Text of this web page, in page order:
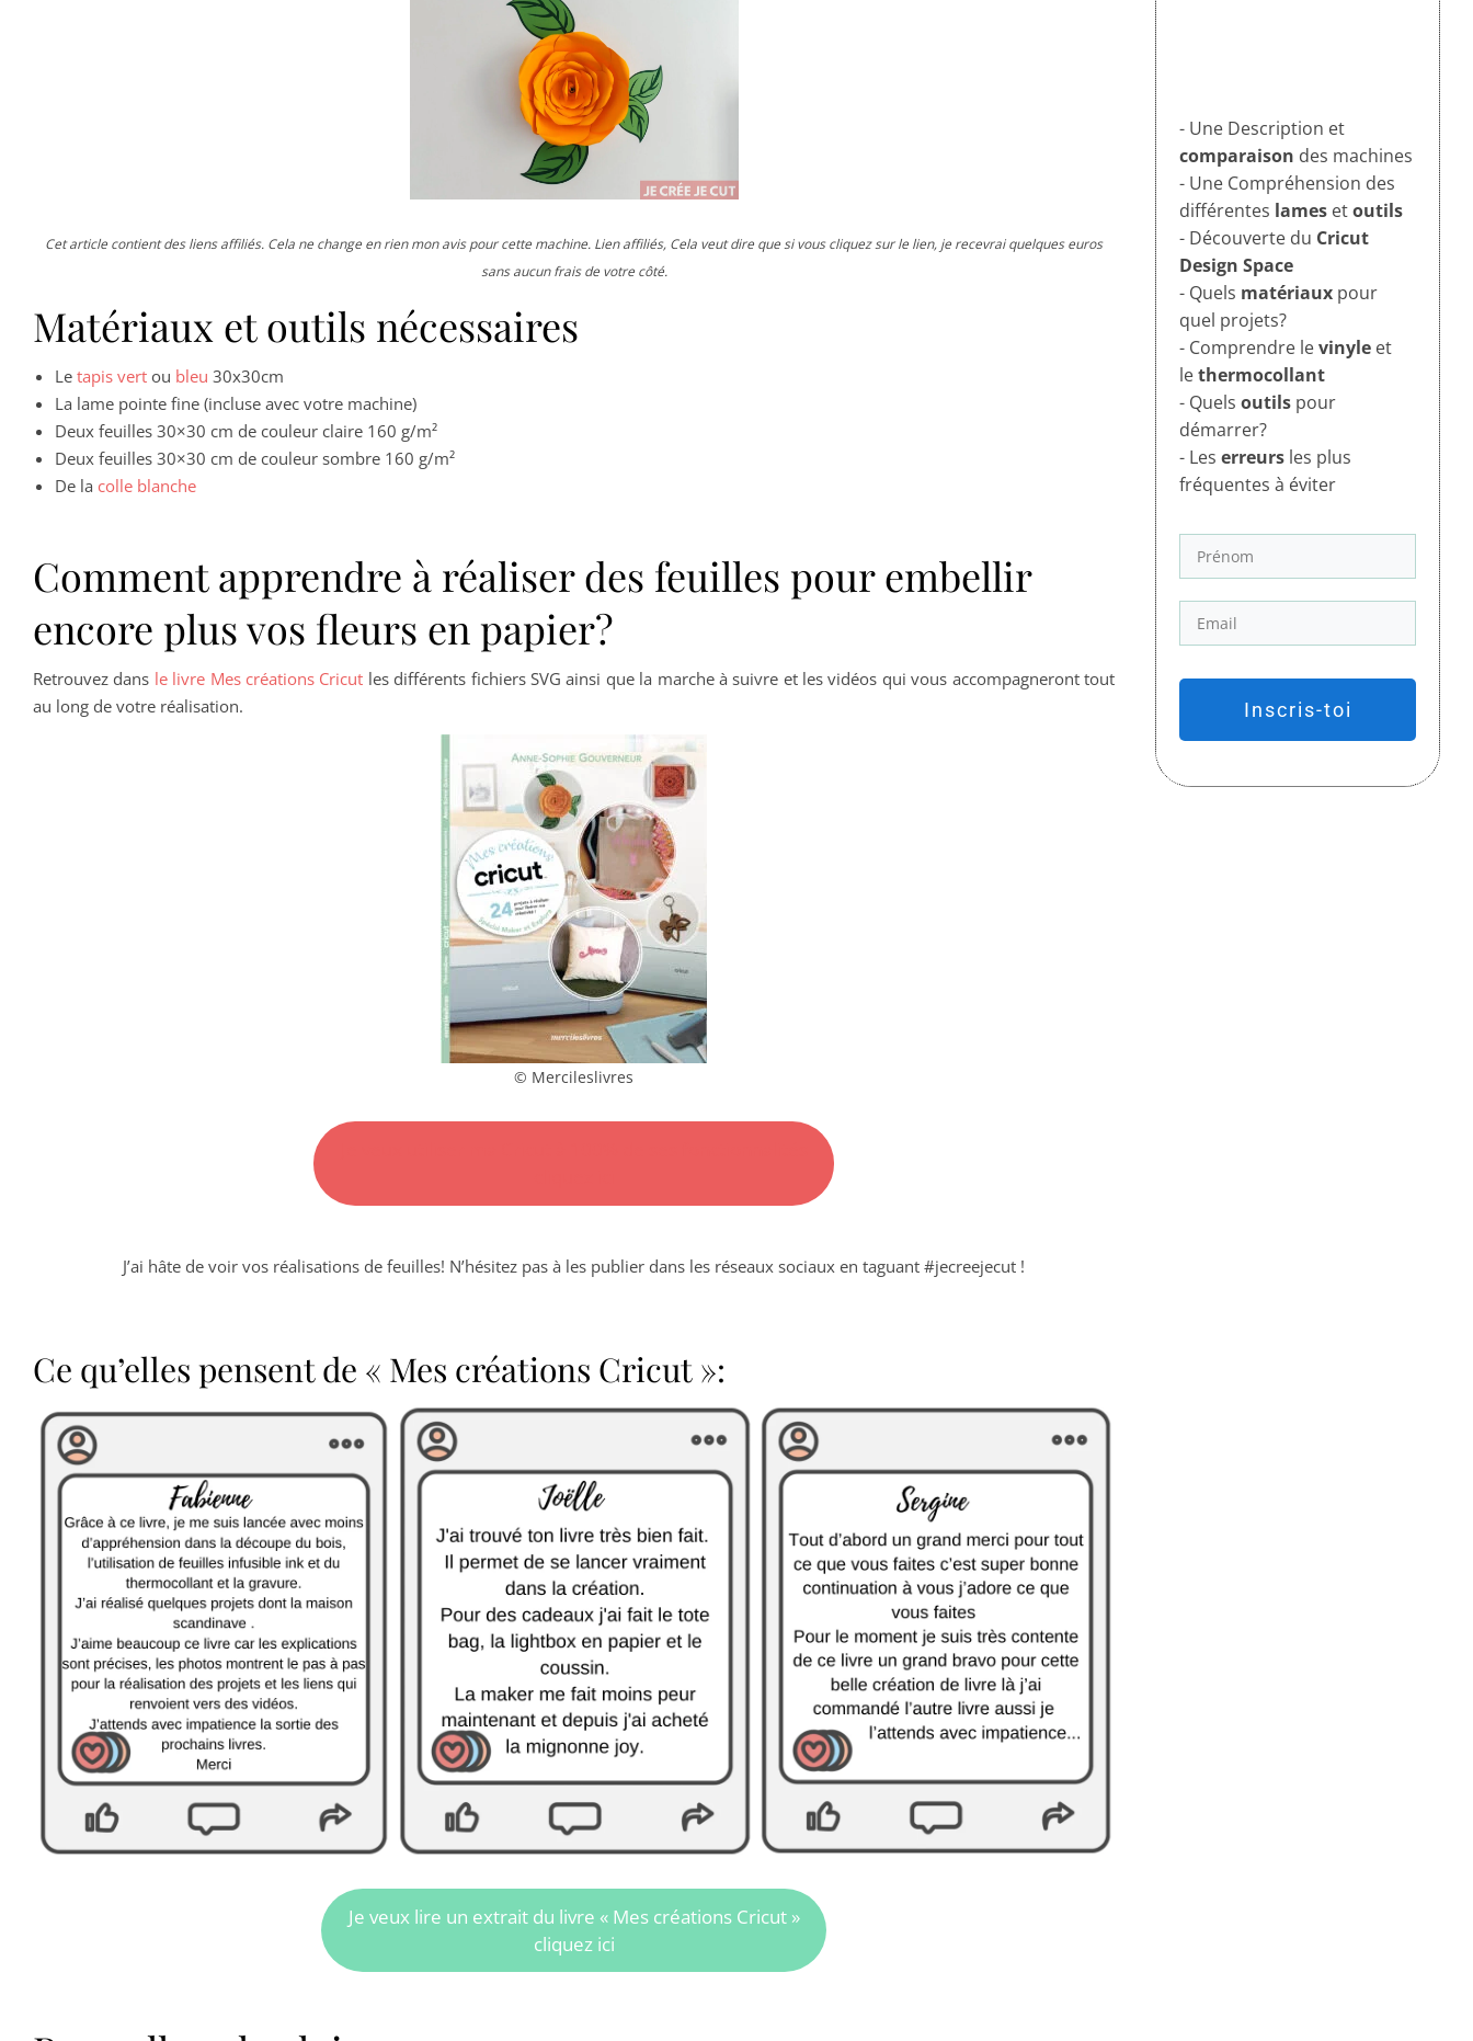
Cet article contient des liens affiliés. Cela ne change en rien mon avis pour cette machine. Lien affiliés, Cela veut dire que si vous cliquez sur le lien, je recevrai quelques euros
sans aucun frais de votre côté.
Matériaux et outils nécessaires
Le tapis vert ou bleu 30x30cm
La lame pointe fine (incluse avec votre machine)
Deux feuilles 30×30 cm de couleur claire 160 g/m²
Deux feuilles 30×30 cm de couleur sombre 160 g/m²
De la colle blanche
Comment apprendre à réaliser des feuilles pour embellir
encore plus vos fleurs en papier?
Retrouvez dans le livre Mes créations Cricut les différents fichiers SVG ainsi que la marche à suivre et les vidéos qui vous accompagneront tout
au long de votre réalisation.
© Mercileslivres
J’ai hâte de voir vos réalisations de feuilles! N’hésitez pas à les publier dans les réseaux sociaux en taguant #jecreejecut !
Ce qu’elles pensent de « Mes créations Cricut »:
Je veux lire un extrait du livre « Mes créations Cricut »
cliquez ici
- Une Description et
comparaison des machines
- Une Compréhension des
différentes lames etoutils
- Découverte du Cricut
Design Space
- Quels matériaux pour
quel projets?
- Comprendre levinyle et
lethermocollant
- Quels outils pour
démarrer?
- Les erreurs les plus
fréquentes à éviter
Inscris-toi